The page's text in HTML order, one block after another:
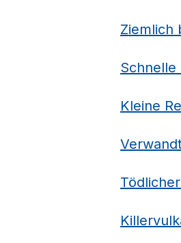
Ziemlich
Schnelle
Kleine